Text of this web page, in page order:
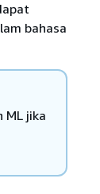
bahasa
ML jika